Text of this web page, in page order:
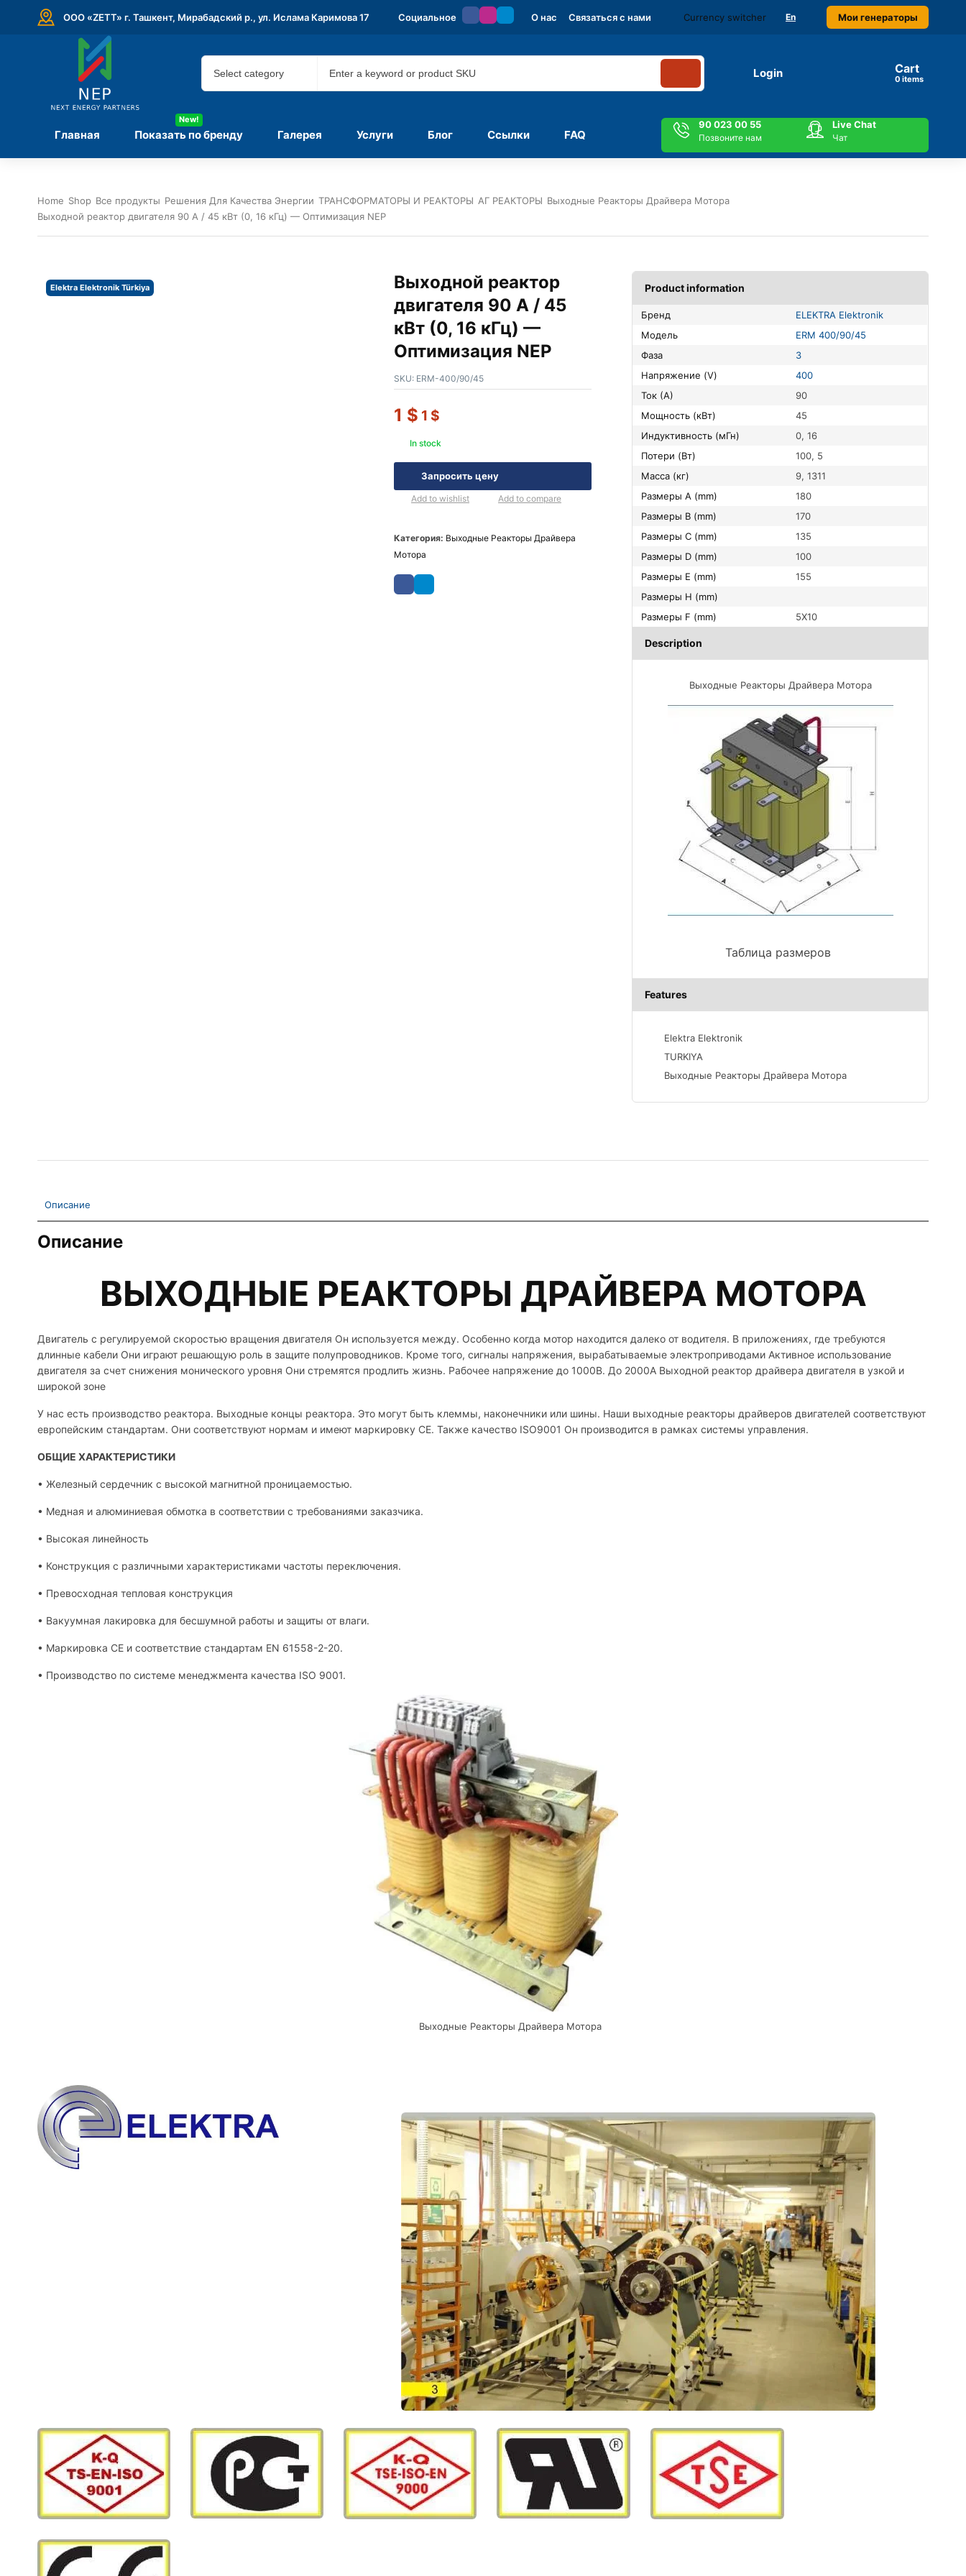
ООО «ZETT» г. Ташкент, Мирабадский р., ул. Ислама Каримова 17 Социальное О нас Связаться с нами Currency switcher En Мои генераторы
Login Cart
items
Главная Показать по бренду
New!
Галерея Услуги Блог Ссылки FAQ
90 023 00 55
Позвоните нам
Live Chat
Чат
Home Shop Все продукты Решения Для Качества Энергии ТРАНСФОРМАТОРЫ И РЕАКТОРЫ АГ РЕАКТОРЫ Выходные Реакторы Драйвера Мотора
Выходной реактор двигателя 90 А / 45 кВт (0, 16 кГц) — Оптимизация NEP
Elektra Elektronik Türkiya
Выходной реактор
двигателя 90 А / 45
кВт (0, 16 кГц) —
Оптимизация NEP
SKU: ERM-400/90/45
1 $ 1 $
In stock
Запросить цену
Add to wishlist Add to compare
Категория: Выходные Реакторы Драйвера
Мотора
Product information
Бренд
ELEKTRA Elektronik
Модель
ERM 400/90/45
Фаза
3
Напряжение (V)
400
Ток (А)
90
Мощность (кВт)
45
Индуктивность (мГн)
0, 16
Потери (Вт)
100, 5
Масса (кг)
9, 1311
Размеры A (mm)
180
Размеры B (mm)
170
Размеры C (mm)
135
Размеры D (mm)
100
Размеры E (mm)
155
Размеры H (mm)
Размеры F (mm)
5X10
Description
Выходные Реакторы Драйвера Мотора
Таблица размеров
Features
Elektra Elektronik
TURKIYA
Выходные Реакторы Драйвера Мотора
Описание
Описание
ВЫХОДНЫЕ РЕАКТОРЫ ДРАЙВЕРА МОТОРА
Двигатель с регулируемой скоростью вращения двигателя Он используется между. Особенно когда мотор находится далеко от водителя. В приложениях, где требуются
длинные кабели Они играют решающую роль в защите полупроводников. Кроме того, сигналы напряжения, вырабатываемые электроприводами Активное использование
двигателя за счет снижения монического уровня Они стремятся продлить жизнь. Рабочее напряжение до 1000В. До 2000А Выходной реактор драйвера двигателя в узкой и
широкой зоне
У нас есть производство реактора. Выходные концы реактора. Это могут быть клеммы, наконечники или шины. Наши выходные реакторы драйверов двигателей соответствуют
европейским стандартам. Они соответствуют нормам и имеют маркировку CE. Также качество ISO9001 Он производится в рамках системы управления.
ОБЩИЕ ХАРАКТЕРИСТИКИ
• Железный сердечник с высокой магнитной проницаемостью.
• Медная и алюминиевая обмотка в соответствии с требованиями заказчика.
• Высокая линейность
• Конструкция с различными характеристиками частоты переключения.
• Превосходная тепловая конструкция
• Вакуумная лакировка для бесшумной работы и защиты от влаги.
• Маркировка CE и соответствие стандартам EN 61558-2-20.
• Производство по системе менеджмента качества ISO 9001.
Выходные Реакторы Драйвера Мотора